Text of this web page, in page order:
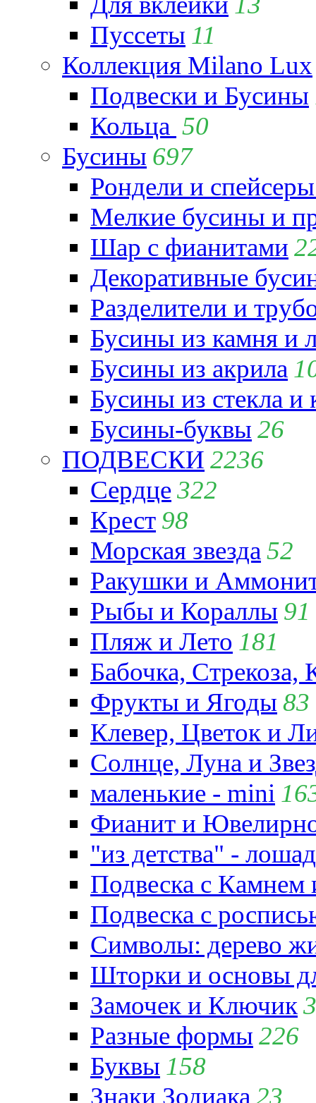
Пуссеты 11
Коллекция Milano Lux
Подвески и Бусины
Кольца 50
Бусины 697
Рондели и
Мелкие бусины и
Шар с фианитами
Декоративные
Разделители и
Бусины из камня и
Бусины из акрила
Бусины из стекла и
Бусины-буквы 26
ПОДВЕСКИ 2236
Сердце322
Крест 98
Морская звезда 52
Ракушки и
Рыбы и Кораллы 91
Пляж и Лето 181
Бабочка,
Фрукты и Ягоды 83
Клевер, Цветок и
Солнце, Луна и
маленькие - mini
Фианит и
"из детства" -
Подвеска с
Подвеска с
Символы: дерево
Шторки и основы
Замочек и Ключик
Разные формы 226
Буквы 158
Знаки Зодиака 23